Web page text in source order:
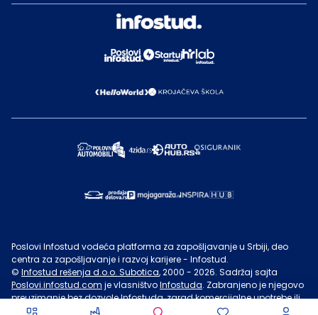
Poslovi Infostud vodeća platforma za zapošljavanje u Srbiji, deo
centra za zapošljavanje i razvoj karijere - Infostud.
© Infostud rešenja d.o.o. Subotica, 2000 - 2026. Sadržaj sajta
Poslovi.infostud.com je vlasništvoInfostuda. Zabranjeno je njegovo
preuzimanje bez dozvoleInfostuda, zarad komercijalne upotrebe ili
u druge svrhe, osim za lične potrebe posetilaca sajta.